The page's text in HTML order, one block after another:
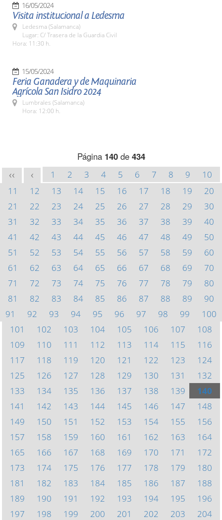
16/05/2024
Visita institucional a Ledesma
Ledesma (Salamanca)
Lugar: C/ Trasera de la Guardia Civil
Hora: 11:30 h.
15/05/2024
Feria Ganadera y de Maquinaria
Agrícola San Isidro 2024
Lumbrales (Salamanca)
Hora: 12:00 h.
Página 140de 434
<< < 1 2 3 4 5 6 7 8 9
10
11
12 13 14 15 16 17 18 19
20
21
22 23 24 25 26 27 28 29
30
31
32 33 34 35 36 37 38 39
40
41
42 43 44 45 46 47 48 49
50
51
52 53 54 55 56 57 58 59
60
61
62 63 64 65 66 67 68 69
70
71
72 73 74 75 76 77 78 79
80
81
82 83 84 85 86 87 88 89
90
91
92 93 94 95 96 97 98 99
100
101
102 103 104 105 106 107
108
109
110 111 112 113 114 115
116
117
118 119 120 121 122 123
124
125
126 127 128 129 130 131
132
133
134 135 136 137 138 139
140
141
142 143 144 145 146 147
148
149
150 151 152 153 154 155
156
157
158 159 160 161 162 163
164
165
166 167 168 169 170 171
172
173
174 175 176 177 178 179
180
181
182 183 184 185 186 187
188
189
190 191 192 193 194 195
196
197
198 199 200 201 202 203
204